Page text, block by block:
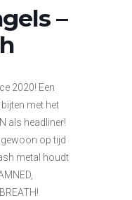
–
2020! Een
met het
als headliner!
op tijd
metal houdt